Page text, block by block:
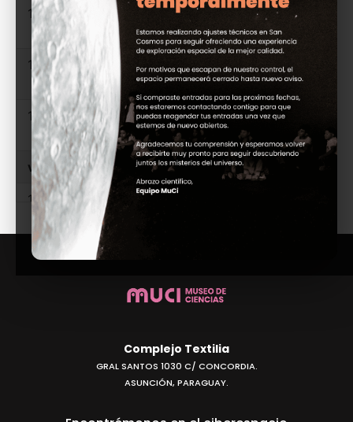
17:00
BioEstanque (16:00) - Entrada
Bioestanque (20)
18:00
BioEstanque (17:00) - Entrada
Bioestanque (20)
19:00
BioEstanque (18:00) - Entrada
Bioestanque (20)
viernes 14 de agosto de 2026
17:00
BioEstanque (16:00) - Entrada
Bioestanque (20)
18:00
BioEstanque (17:00) - Entrada
BioEstanque (18:00) - Entrada
15 de agosto de 2026
Observacion de aves (17:30) -
Complejo Textilia
GRAL SANTOS 1030 C/ CONCORDIA.
ASUNCIÓN, PARAGUAY.